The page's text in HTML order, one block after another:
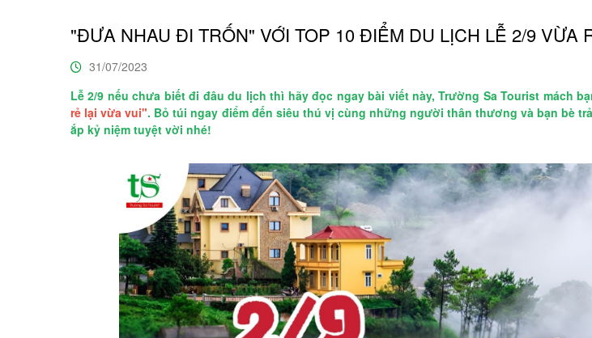
"ĐƯA NHAU ĐI TRỐN" VỚI TOP 10 ĐIỂM DU LỊCH LỄ 2/9 VỪA
31/07/2023
Lễ 2/9 nếu chưa biết đi đâu du lịch thì hãy đọc ngay bài viết này, Trường Sa Tourist mách
rẻ lại vừa vui". Bỏ túi ngay điểm đến siêu thú vị cùng những người thân thương và bạn bè
ắp kỷ niệm tuyệt vời nhé!